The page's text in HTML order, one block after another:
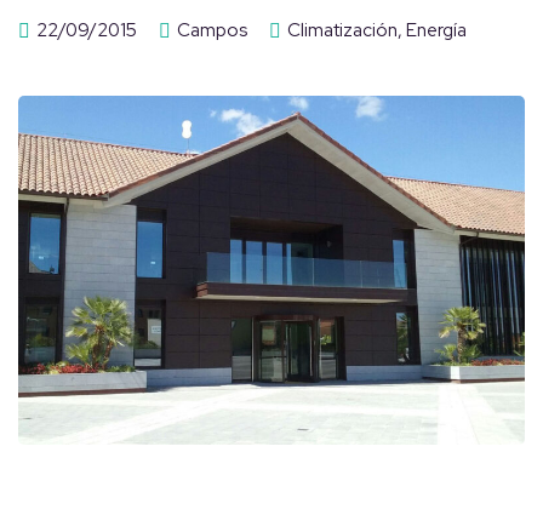
22/09/2015 Campos Climatización, Energía